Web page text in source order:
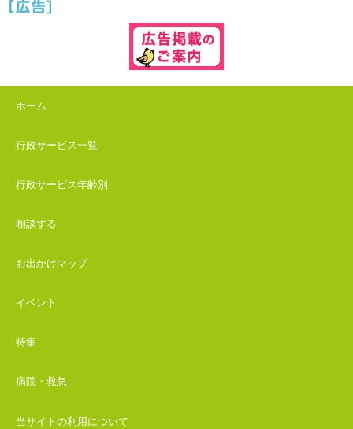
ホーム
行政サービス一覧
行政サービス年齢別
相談する
お出かけマップ
イベント
特集
病院・救急
当サイトの利用について